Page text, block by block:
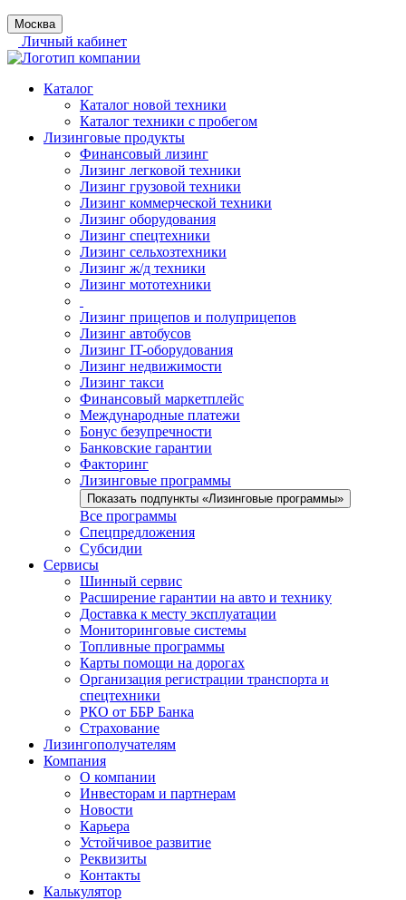
Москва
Личный кабинет
Каталог
Каталог новой техники
Каталог техники с пробегом
Лизинговые продукты
Финансовый лизинг
Лизинг легковой техники
Лизинг грузовой техники
Лизинг коммерческой техники
Лизинг оборудования
Лизинг спецтехники
Лизинг сельхозтехники
Лизинг ж/д техники
Лизинг мототехники
Лизинг прицепов и полуприцепов
Лизинг автобусов
Лизинг IT-оборудования
Лизинг недвижимости
Лизинг такси
Финансовый маркетплейс
Международные платежи
Бонус безупречности
Банковские гарантии
Факторинг
Лизинговые программы
Показать подпункты «Лизинговые программы»
Все программы
Спецпредложения
Субсидии
Сервисы
Шинный сервис
Расширение гарантии на авто и технику
Доставка к месту эксплуатации
Мониторинговые системы
Топливные программы
Карты помощи на дорогах
Организация регистрации транспорта и
спецтехники
РКО от ББР Банка
Страхование
Лизингополучателям
Компания
О компании
Инвесторам и партнерам
Новости
Карьера
Устойчивое развитие
Реквизиты
Контакты
Калькулятор